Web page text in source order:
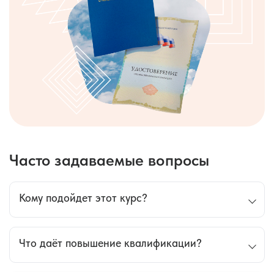
Часто задаваемые вопросы
Кому подойдет этот курс?
«Медицинская оптика» в квалификации оптометрия
Что даёт повышение квалификации?